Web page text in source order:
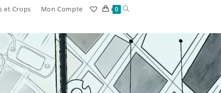
et Crops Mon Compte 0 Toggle
search
en ligne